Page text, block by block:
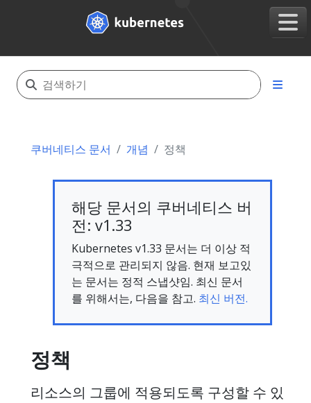
쿠버네티스 문서 개념 정책
해당 문서의 쿠버네티스 버
전: v1.33
Kubernetes v1.33 문서는 더 이상 적
극적으로 관리되지 않음. 현재 보고있
는 문서는 정적 스냅샷임. 최신 문서
를 위해서는, 다음을 참고. 최신 버전.
정책
리소스의 그룹에 적용되도록 구성할 수 있